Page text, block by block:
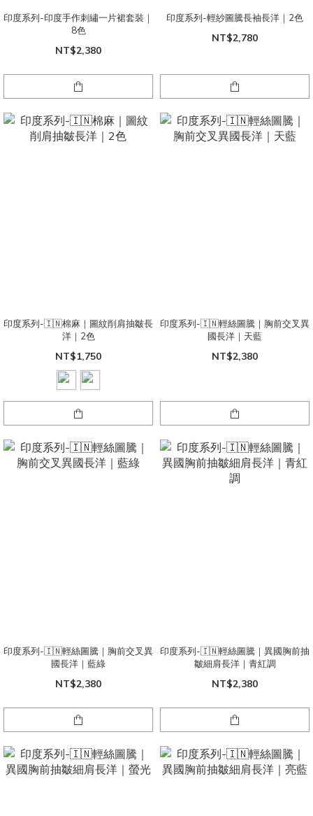
印度系列-印度手作刺繡一片裙套裝｜
8色
NT$2,380
印度系列-輕紗圖騰長袖長洋｜2色
NT$2,780
印度系列-🇮🇳棉麻｜圖紋削肩抽皺長
洋｜2色
NT$1,750
印度系列-🇮🇳輕絲圖騰｜胸前交叉異
國長洋｜天藍
NT$2,380
印度系列-🇮🇳輕絲圖騰｜胸前交叉異
國長洋｜藍綠
NT$2,380
印度系列-🇮🇳輕絲圖騰｜異國胸前抽
皺細肩長洋｜青紅調
NT$2,380